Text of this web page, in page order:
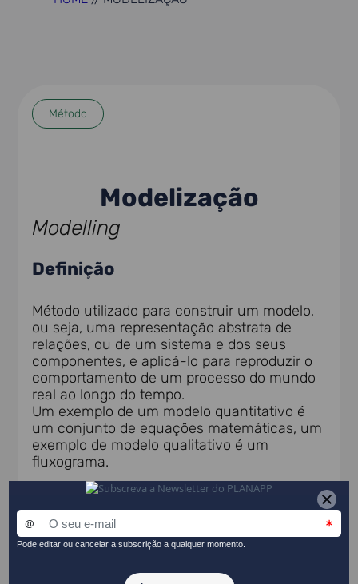
Método
Modelização
Modelling
Definição
Método utilizado para construir um modelo,
ou seja, uma representação abstrata de
relações, ou de um sistema e dos seus
componentes, e aplicá-lo para reproduzir o
comportamento de um processo do mundo
real ao longo do tempo.
Um exemplo de um modelo quantitativo é
um conjunto de equações matemáticas, um
exemplo de modelo qualitativo é um
fluxograma.
Métodos de análise